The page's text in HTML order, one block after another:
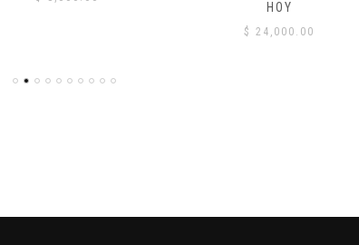
HOY
$ 24,000.00